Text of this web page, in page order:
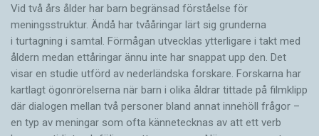
Vid två års ålder har barn begränsad förståelse för
meningsstruktur. Ändå har tvååringar lärt sig grunderna
i turtagning i samtal. Förmågan utvecklas ytterligare i takt med
åldern medan ettåringar ännu inte har snappat upp den. Det
visar en studie utförd av nederländska forskare. Forskarna har
kartlagt ögonrörelserna när barn i olika åldrar tittade på filmklipp
där dialogen mellan två personer bland annat innehöll frågor –
en typ av meningar som ofta kännetecknas av att ett verb